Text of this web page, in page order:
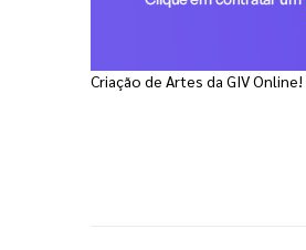
Criação de Artes da GIV Online!